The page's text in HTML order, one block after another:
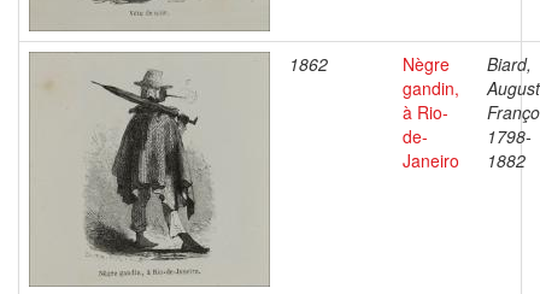
1862
Nègre
gandin,
à Rio-
de-
Janeiro
Biard,
1798-
1882